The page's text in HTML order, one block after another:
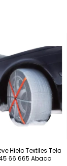
Hielo Textiles Tela
66 665 Abaco